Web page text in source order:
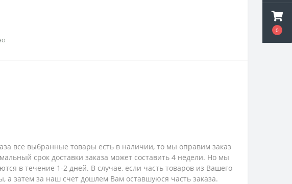
0
все выбранные товары есть в наличии, то мы оправим заказ
срок доставки заказа может составить 4 недели. Но мы
в течение 1-2 дней. В случае, если часть товаров из Вашего
затем за наш счет дошлем Вам оставшуюся часть заказа.